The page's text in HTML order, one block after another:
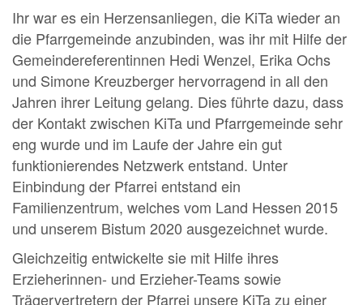
Ihr war es ein Herzensanliegen, die KiTa wieder an
die Pfarrgemeinde anzubinden, was ihr mit Hilfe der
Gemeindereferentinnen Hedi Wenzel, Erika Ochs
und Simone Kreuzberger hervorragend in all den
Jahren ihrer Leitung gelang. Dies führte dazu, dass
der Kontakt zwischen KiTa und Pfarrgemeinde sehr
eng wurde und im Laufe der Jahre ein gut
funktionierendes Netzwerk entstand. Unter
Einbindung der Pfarrei entstand ein
Familienzentrum, welches vom Land Hessen 2015
und unserem Bistum 2020 ausgezeichnet wurde.
Gleichzeitig entwickelte sie mit Hilfe ihres
Erzieherinnen- und Erzieher-Teams sowie
Trägervertretern der Pfarrei unsere KiTa zu einer